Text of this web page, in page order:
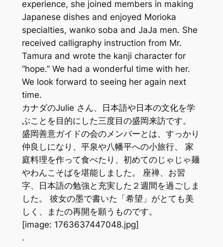
experience, she joined members in making
Japanese dishes and enjoyed Morioka
specialties, wanko soba and JaJa men. She
received calligraphy instruction from Mr.
Tamura and wrote the kanji character for
“hope.” We had a wonderful time with her.
We look forward to seeing her again next
time.
カナダのJulie さん、日本語や日本の文化を学
ぶことを目的にした三度目の盛岡来訪です。
盛岡善意ガイドの会のメンバーとは、すっかり
仲良しになり、平泉や八幡平への小旅行、 家
庭料理を作って食べたり、初めてのじゃじゃ麺
やわんこそばを堪能しました。 座禅、お習
字、日本語の勉強と充実した２週間を過ごしま
した。 彼女の墨で書いた「希望」がとても美
しく、またの再開を願うものです。
[image: 1763637447048.jpg]
.